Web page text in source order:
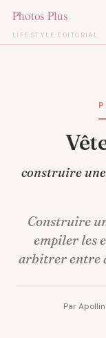
LIFESTYLE ÉDITORIAL
construire
Construire
empiler les
arbitrer entre
Par